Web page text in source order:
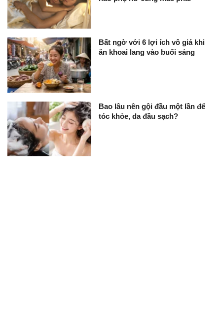
Bất ngờ với 6 lợi ích vô giá khi
ăn khoai lang vào buổi sáng
Bao lâu nên gội đầu một lần để
tóc khỏe, da đầu sạch?